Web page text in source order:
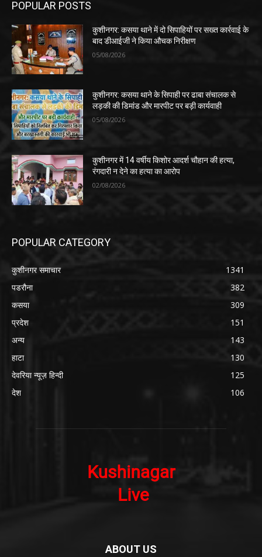
POPULAR POSTS
कुशीनगर: कसया थाने में दो सिपाहियों पर सख्त कार्रवाई के
बाद डीआईजी ने किया औचक निरीक्षण
05/08/2026
कुशीनगर: कसया थाने के सिपाही पर ढाबा संचालक से
लड़की की डिमांड और मारपीट पर बड़ी कार्यवाही
05/08/2026
कुशीनगर में 14 वर्षीय किशोर आदर्श चौहान की हत्या,
रंगदारी न देने का हत्या का आरोप
02/08/2026
POPULAR CATEGORY
कुशीनगर समाचार
1341
पडरौना
382
कसया
309
प्रदेश
151
अन्य
143
हाटा
130
देवरिया न्यूज़ हिन्दी
125
देश
106
ABOUT US